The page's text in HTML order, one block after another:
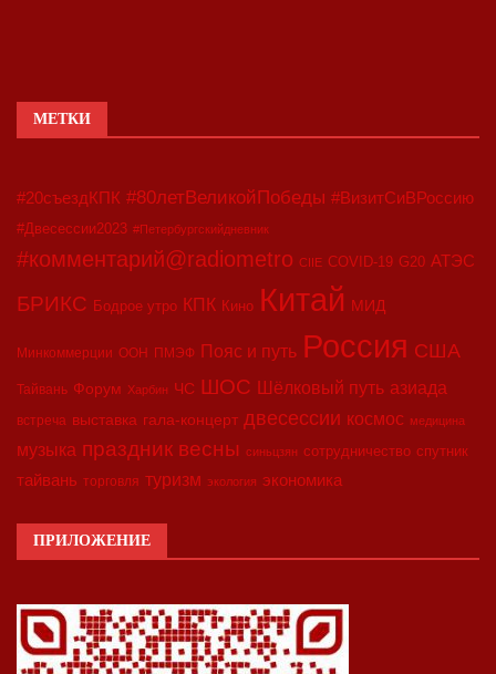
МЕТКИ
#20съездКПК #80летВеликойПобеды #ВизитСиВРоссию
#Двесессии2023 #Петербургскийдневник
#комментарий@radiometro CIIE COVID-19 G20 АТЭС
БРИКС Бодрое утро КПК Кино Китай МИД
Минкоммерции ООН ПМЭФ Пояс и путь Россия США
Тайвань Форум Харбин ЧС ШОС Шёлковый путь азиада
встреча выставка гала-концерт двесессии космос медицина
музыка праздник весны синьцзян сотрудничество спутник
тайвань торговля туризм экология экономика
ПРИЛОЖЕНИЕ